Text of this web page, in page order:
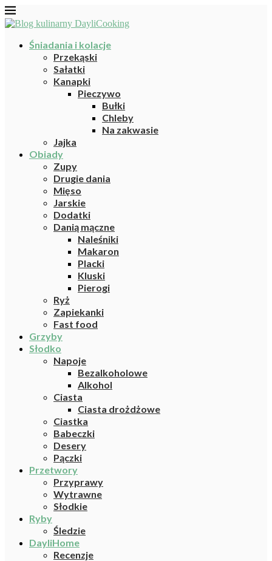
Śniadania i kolacje
Przekąski
Sałatki
Kanapki
Pieczywo
Bułki
Chleby
Na zakwasie
Jajka
Obiady
Zupy
Drugie dania
Mięso
Jarskie
Dodatki
Danią mączne
Naleśniki
Makaron
Placki
Kluski
Pierogi
Ryż
Zapiekanki
Fast food
Grzyby
Słodko
Napoje
Bezalkoholowe
Alkohol
Ciasta
Ciasta drożdżowe
Ciastka
Babeczki
Desery
Pączki
Przetwory
Przyprawy
Wytrawne
Słodkie
Ryby
Śledzie
DayliHome
Recenzje